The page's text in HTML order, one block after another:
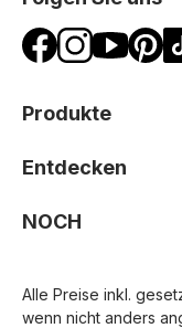
Produkte
Entdecken
NOCH
Alle Preise inkl.
wenn nicht anders